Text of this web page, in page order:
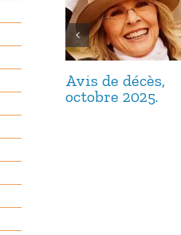
Avis de décès,
octobre 2025.